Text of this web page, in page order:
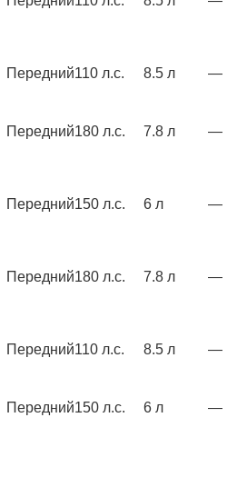
Передний110 л.с. 8.5 л —
Передний180 л.с. 7.8 л —
Передний150 л.с. 6 л —
Передний180 л.с. 7.8 л —
Передний110 л.с. 8.5 л —
Передний150 л.с. 6 л —